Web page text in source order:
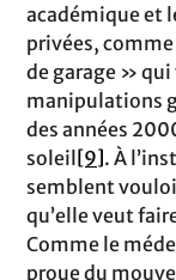
académique et
privées,
de garage »
manipulations
des années
soleil[9]. À
semblent
qu’elle veut
Comme le
proue du